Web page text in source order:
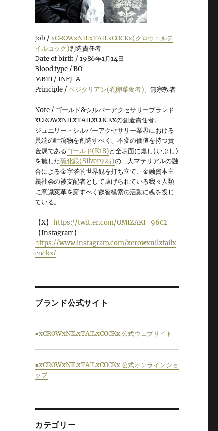
Job / xCROWxNILxTAILxCOCKx(クロウニルテ
イルコック)創造責任者
Date of birth / 1986年1月14日
Blood type / BO
MBTI / INFJ-A
Principle / ベジタリアン(乳卵菜食者)、無宗教者
Note / ゴールド&シルバーアクセサリーブランド
xCROWxNILxTAILxCOCKxの創造責任者。
ジュエリー・シルバーアクセサリー業界における
異端の吐瀉物を創造すべく、不変の価値を持つ貴
金属であるゴールド(K18)と全表面に燻し(いぶし)
を施した硫化銀(Silver925)の二大マテリアルの融
合による金字塔的世界観を打ち立て、金融資本主
義社会の被支配者として虐げられている我々人類
に意識変革を齎すべく叡智模索の活動に魂を投じ
ている。
【X】 https://twitter.com/OMIZAKI_9602
【Instagram】
https://www.instagram.com/xcrowxnilxtailx
cockx/
ブランド公式サイト
■xCROWxNILxTAILxCOCKx 公式ウェブサイト
■xCROWxNILxTAILxCOCKx 公式オンラインショ
ップ
カテゴリー